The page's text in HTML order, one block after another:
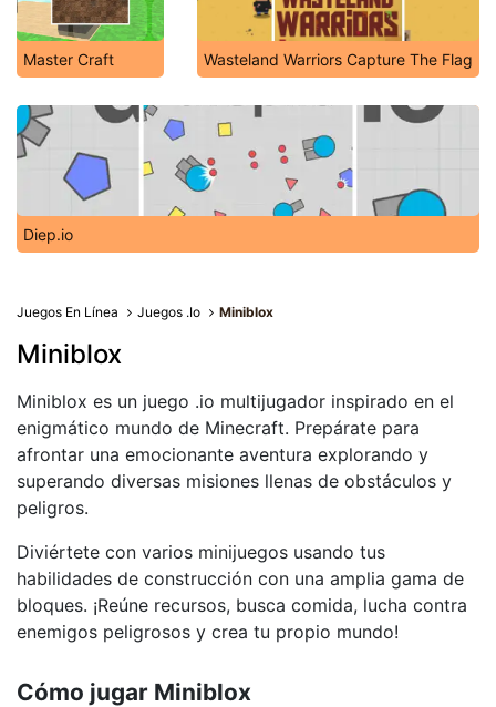
Master Craft Wasteland Warriors Capture The Flag
Diep.io
Juegos En Línea Juegos .Io Miniblox
Miniblox
Miniblox es un juego .io multijugador inspirado en el
enigmático mundo de Minecraft. Prepárate para
afrontar una emocionante aventura explorando y
superando diversas misiones llenas de obstáculos y
peligros.
Diviértete con varios minijuegos usando tus
habilidades de construcción con una amplia gama de
bloques. ¡Reúne recursos, busca comida, lucha contra
enemigos peligrosos y crea tu propio mundo!
Cómo jugar Miniblox